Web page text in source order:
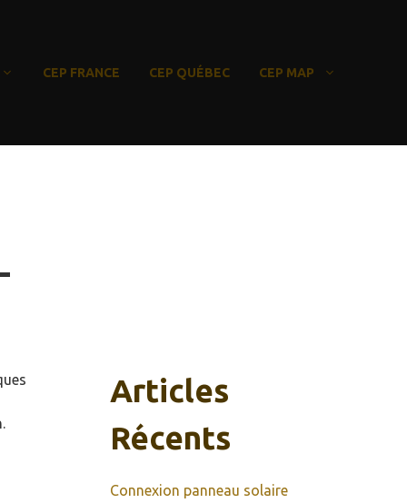
CEP FRANCE CEP QUÉBEC CEP MAP
Articles
Récents
Connexion panneau solaire